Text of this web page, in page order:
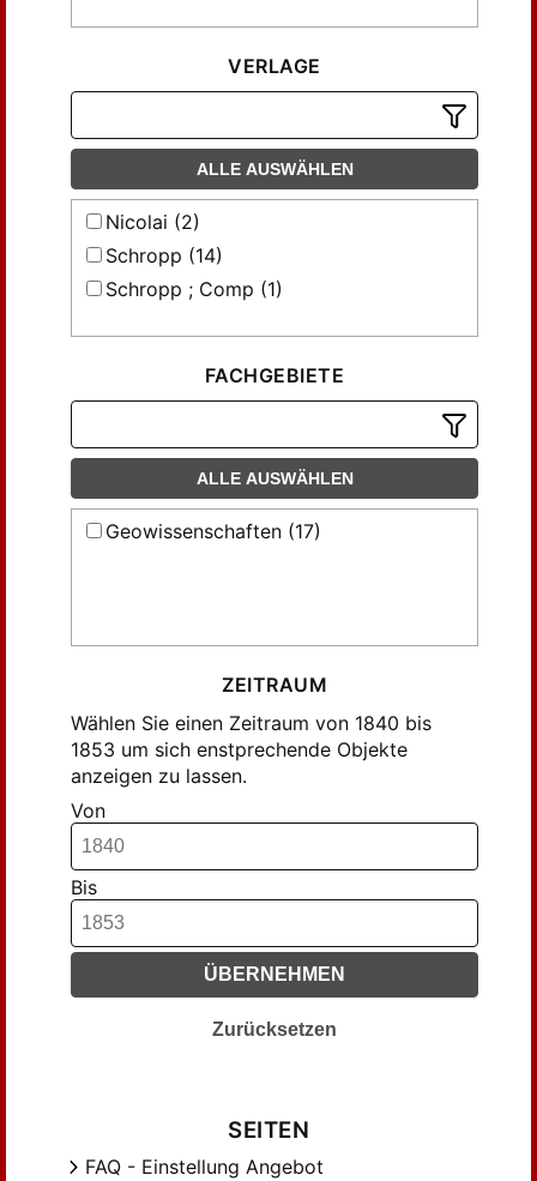
VERLAGE
ALLE AUSWÄHLEN
Nicolai (2)
Schropp (14)
Schropp ; Comp (1)
FACHGEBIETE
ALLE AUSWÄHLEN
Geowissenschaften (17)
ZEITRAUM
Wählen Sie einen Zeitraum von 1840 bis
1853 um sich enstprechende Objekte
anzeigen zu lassen.
Von
Bis
ÜBERNEHMEN
Zurücksetzen
SEITEN
FAQ - Einstellung Angebot